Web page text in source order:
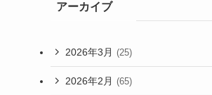
アーカイブ
2026年3月 (25)
2026年2月 (65)